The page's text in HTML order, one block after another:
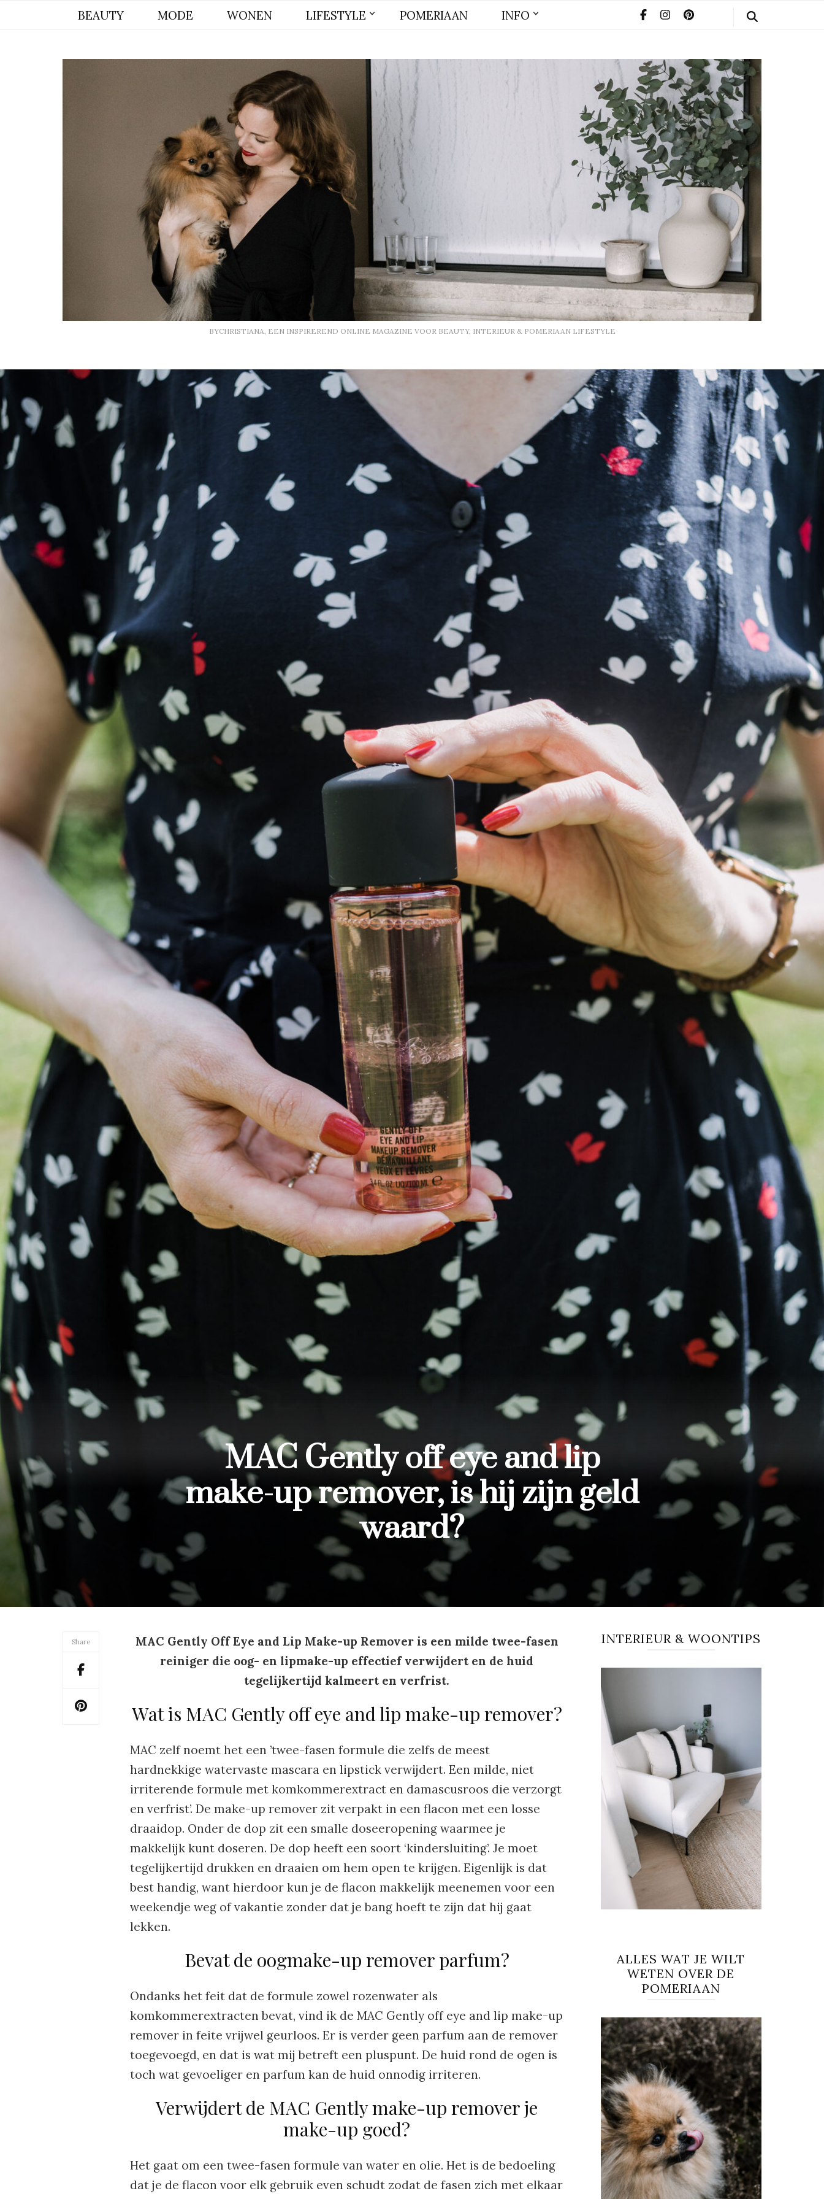
BEAUTY MODE WONEN LIFESTYLE POMERIAAN INFO
BYCHRISTIANA, EEN INSPIREREND ONLINE MAGAZINE VOOR BEAUTY, INTERIEUR & POMERIAAN LIFESTYLE
BYCHRISTIANA, EEN INSPIREREND
ONLINE MAGAZINE VOOR BEAUTY,
BEAUTY MODE WONEN LIFESTYLE POMERIAAN
MAC Gently off eye and lip
make-up remover, is hij zijn geld
waard?
Share
MAC Gently Off Eye and Lip Make-up Remover is een milde twee-fasen
reiniger die oog- en lipmake-up effectief verwijdert en de huid
tegelijkertijd kalmeert en verfrist.
Wat is MAC Gently off eye and lip make-up remover?
MAC zelf noemt het een ’twee-fasen formule die zelfs de meest
hardnekkige watervaste mascara en lipstick verwijdert. Een milde, niet
irriterende formule met komkommerextract en damascusroos die verzorgt
en verfrist’. De make-up remover zit verpakt in een flacon met een losse
draaidop. Onder de dop zit een smalle doseeropening waarmee je
makkelijk kunt doseren. De dop heeft een soort ‘kindersluiting’. Je moet
tegelijkertijd drukken en draaien om hem open te krijgen. Eigenlijk is dat
best handig, want hierdoor kun je de flacon makkelijk meenemen voor een
weekendje weg of vakantie zonder dat je bang hoeft te zijn dat hij gaat
lekken.
Bevat de oogmake-up remover parfum?
Ondanks het feit dat de formule zowel rozenwater als
komkommerextracten bevat, vind ik de MAC Gently off eye and lip make-up
remover in feite vrijwel geurloos. Er is verder geen parfum aan de remover
toegevoegd, en dat is wat mij betreft een pluspunt. De huid rond de ogen is
toch wat gevoeliger en parfum kan de huid onnodig irriteren.
Verwijdert de MAC Gently make-up remover je
make-up goed?
Het gaat om een twee-fasen formule van water en olie. Het is de bedoeling
dat je de flacon voor elk gebruik even schudt zodat de fasen zich met elkaar
INTERIEUR & WOONTIPS
ALLES WAT JE WILT
WETEN OVER DE
POMERIAAN